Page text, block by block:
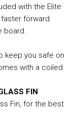
with the Elite
forward
board.
keep you safe on
with a coiled
FIN
Fin, for the best